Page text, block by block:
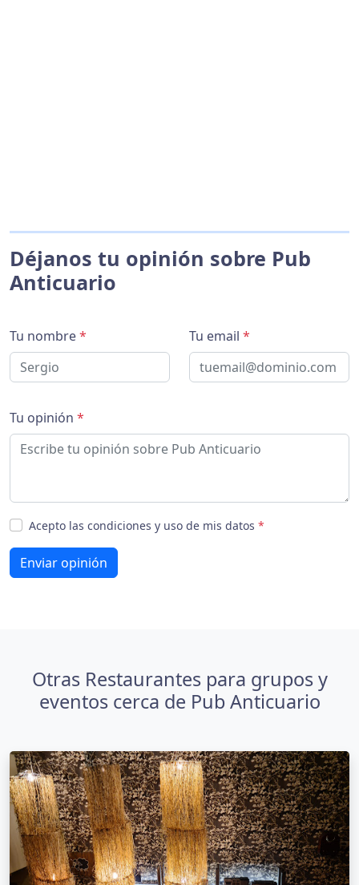
Déjanos tu opinión sobre Pub
Anticuario
Tu nombre* Tu email *
Tu opinión *
Acepto las condiciones y uso de mis datos *
Enviar opinión
Otras Restaurantes para grupos y
eventos cerca de Pub Anticuario